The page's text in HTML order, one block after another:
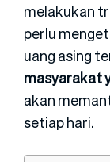
melakukan
perlu
uang asing
masyarakat
akan
setiap hari.